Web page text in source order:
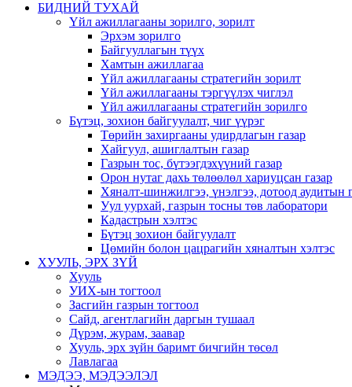
БИДНИЙ ТУХАЙ
Үйл ажиллагааны зорилго, зорилт
Эрхэм зорилго
Байгууллагын түүх
Хамтын ажиллагаа
Үйл ажиллагааны стратегийн зорилт
Үйл ажиллагааны тэргүүлэх чиглэл
Үйл ажиллагааны стратегийн зорилго
Бүтэц, зохион байгуулалт, чиг үүрэг
Төрийн захиргааны удирдлагын газар
Хайгуул, ашиглалтын газар
Газрын тос, бүтээгдэхүүний газар
Орон нутаг дахь төлөөлөл хариуцсан газар
Хяналт-шинжилгээ, үнэлгээ, дотоод аудитын
Уул уурхай, газрын тосны төв лаборатори
Кадастрын хэлтэс
Бүтэц зохион байгуулалт
Цөмийн болон цацрагийн хяналтын хэлтэс
ХУУЛЬ, ЭРХ ЗҮЙ
Хууль
УИХ-ын тогтоол
Засгийн газрын тогтоол
Сайд, агентлагийн даргын тушаал
Дүрэм, журам, заавар
Хууль, эрх зүйн баримт бичгийн төсөл
Лавлагаа
МЭДЭЭ, МЭДЭЭЛЭЛ